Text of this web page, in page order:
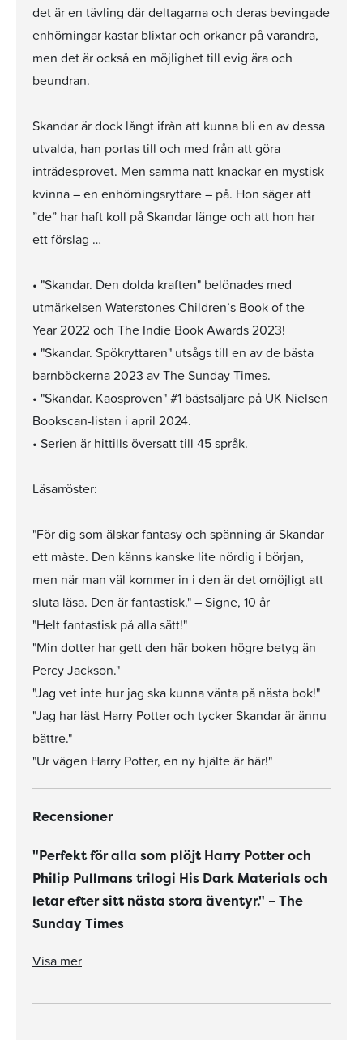
det är en tävling där deltagarna och deras bevingade
enhörningar kastar blixtar och orkaner på varandra,
men det är också en möjlighet till evig ära och
beundran.
Skandar är dock långt ifrån att kunna bli en av dessa
utvalda, han portas till och med från att göra
inträdesprovet. Men samma natt knackar en mystisk
kvinna – en enhörningsryttare – på. Hon säger att
”de” har haft koll på Skandar länge och att hon har
ett förslag …
• "Skandar. Den dolda kraften" belönades med
utmärkelsen Waterstones Children’s Book of the
Year 2022 och The Indie Book Awards 2023!
• "Skandar. Spökryttaren" utsågs till en av de bästa
barnböckerna 2023 av The Sunday Times.
• "Skandar. Kaosproven" #1 bästsäljare på UK Nielsen
Bookscan-listan i april 2024.
• Serien är hittills översatt till 45 språk.
Läsarröster:
"För dig som älskar fantasy och spänning är Skandar
ett måste. Den känns kanske lite nördig i början,
men när man väl kommer in i den är det omöjligt att
sluta läsa. Den är fantastisk." – Signe, 10 år
"Helt fantastisk på alla sätt!"
"Min dotter har gett den här boken högre betyg än
Percy Jackson."
"Jag vet inte hur jag ska kunna vänta på nästa bok!"
"Jag har läst Harry Potter och tycker Skandar är ännu
bättre."
"Ur vägen Harry Potter, en ny hjälte är här!"
Recensioner
"Perfekt för alla som plöjt Harry Potter och
Philip Pullmans trilogi His Dark Materials och
letar efter sitt nästa stora äventyr." – The
Sunday Times
Visa mer